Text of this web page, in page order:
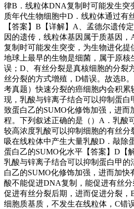
律B．线粒体DNA复制时可能发生突
质年代生物细胞中D．线粒体通过有
【答案】B【详解】A、孟德尔遗传
因的遗传，线粒体基因属于质基因
复制时可能发生突变，为生物进化提
地球上最早的生物是细菌，属于原核
误；D、有丝分裂是真核细胞的分裂
丝分裂的方式增殖，D错误。故选B。
考真题）快速分裂的癌细胞内会积累
现，乳酸与锌离子结合可以抑制蛋白
致蛋白乙的SUMO化修饰加强，进而
程。下列叙述正确的是（）A．乳酸
较高浓度乳酸可以抑制细胞的有丝分
吸在线粒体中产生大量乳酸D．敲除
蛋白乙的SUMO化水平【答案】D【
乳酸与锌离子结合可以抑制蛋白甲的
白乙的SUMO化修饰加强，进而加快
酸不能促进DNA复制，能促进有丝
促进有丝分裂后期，进而促进分裂，
细胞质基质，不发生在线粒体，C错